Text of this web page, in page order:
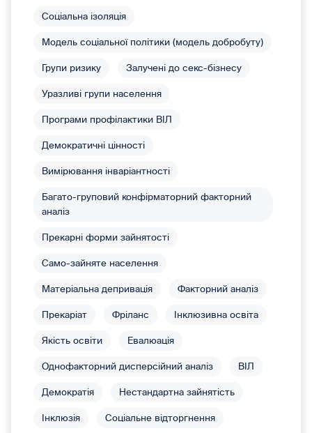
Соціальна ізоляція
Модель соціальної політики (модель добробуту)
Групи ризику Залучені до секс-бізнесу
Уразливі групи населення
Програми профілактики ВІЛ
Демократичні цінності
Вимірювання інваріантності
Багато-груповий конфірматорний факторний
аналіз
Прекарні форми зайнятості
Само-зайняте населення
Матеріальна депривація Факторний аналіз
Прекаріат Фріланс Інклюзивна освіта
Якість освіти Евалюація
Однофакторний дисперсійний аналіз ВІЛ
Демократія Нестандартна зайнятість
Інклюзія Соціальне відторгнення